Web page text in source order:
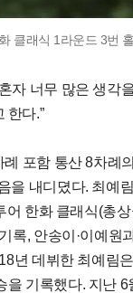
클래식 1라운드 3번
자 너무 많은 생각
한다.”
례 포함 통산 8차례
을 내디뎠다. 최예
어 한화 클래식(총
록, 안송이·이예원
년 데뷔한 최예림
을 기록했다. 지난